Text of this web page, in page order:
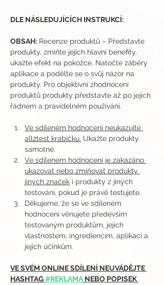
DLE NÁSLEDUJÍCÍCH INSTRUKCÍ:
OBSAH: Recenze produktů – Představte
produkty, zmiňte jejich hlavní benefity,
ukažte efekt na pokožce. Natočte záběry
aplikace a podělte se o svůj názor na
produkty. Pro objektivní zhodnocení
produktů produkty představte až po jejich
řádném a pravidelném používání.
Ve sdíleném hodnocení neukazujte
all2test krabičku. Ukažte produkty
samotné.
Ve sdíleném hodnocení je zakázáno
ukazovat nebo zmiňovat produkty
jiných značek i produkty z jiných
testování, pokud je právě testujete.
Děkujeme, že se ve sdíleném
hodnocení věnujete především
testovaným produktům, jejich
vlastnostem, ingrediencím, aplikaci a
jejich účinkům.
VE SVÉM ONLINE SDÍLENÍ NEUVÁDĚJTE
HASHTAG #REKLAMA NEBO POPISEK